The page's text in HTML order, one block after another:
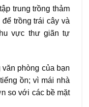
trung trồng thảm
trồng trái cây và
vực thư giãn tự
phòng của bạn
ồn; vì mái nhà
so với các bề mặt